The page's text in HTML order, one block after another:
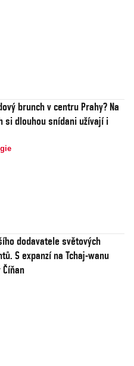
brunch v centru Prahy? Na
si dlouhou snídani užívají i
dodavatele světových
S expanzí na Tchaj-wanu